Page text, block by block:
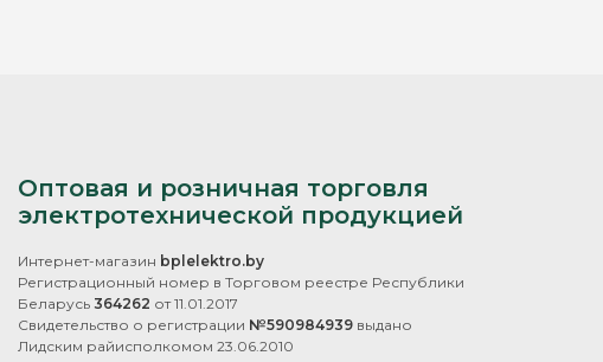
Оптовая и розничная торговля
электротехнической продукцией
Интернет-магазин bplelektro.by
Регистрационный номер в Торговом реестре Республики
Беларусь 364262 от 11.01.2017
Свидетельство о регистрации №590984939 выдано
Лидским райисполкомом 23.06.2010